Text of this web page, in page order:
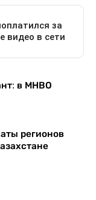
в МНВО
регионов